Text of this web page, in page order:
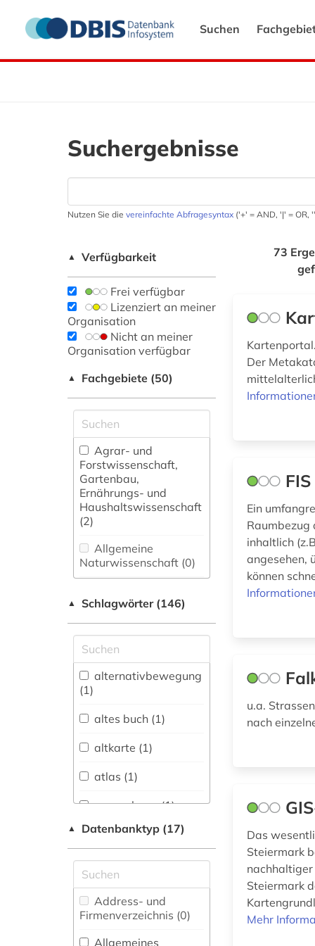
Suchen
Suchergebnisse
Nutzen Sie die vereinfachte Abfragesyntax ('+' = AND, '|' = OR,
▲ Verfügbarkeit
Frei verfügbar
Lizenziert an meiner
Organisation
Nicht an meiner
Organisation verfügbar
▲ Fachgebiete (50)
Agrar- und
Forstwissenschaft,
Gartenbau,
Ernährungs- und
Haushaltswissenschaft
(2)
Allgemeine
Naturwissenschaft (0)
fachübergreifende
Allgemeine und
vergleichende Sprach-
und
Literaturwissenschaft.
Außereuropäische
Literaturen (0)
Anglistik.
Amerikanistik (0)
Vermessungswesen (0)
Biologie,
Biotechnologie (1)
Buch- und
▲ Schlagwörter (146)
alternativbewegung
(1)
altes buch (1)
altkarte (1)
atlas (1)
ausgrabung (1)
autographen (1)
baden (1)
baden-württemberg
(7)
▲ Datenbanktyp (17)
Address- und
Firmenverzeichnis (0)
Allgemeines
73
Der
Ein
Raumbezug
inhaltlich
angesehen,
können
u.a.
nach
Das
Steiermark
nachhaltiger
Steiermark
Mehr